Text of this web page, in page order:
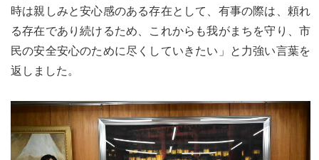
時は親しみと安心感のある存在として、有事の際は、頼れ
る存在であり続けるため、これからも我がまちを守り、市
民の安全安心のために尽くしていきたい」と力強い言葉を
返しました。